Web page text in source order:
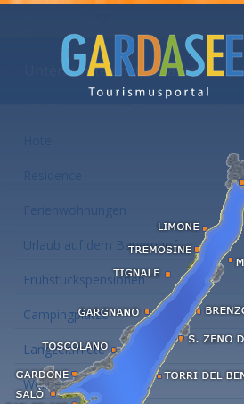
Unterkünfte am Gardasee
Ferienwohnungen
Urlaub auf dem Bauernhof
Frühstückspensionen
Campingplätze
Langzeitmiete
Wellness Hotel